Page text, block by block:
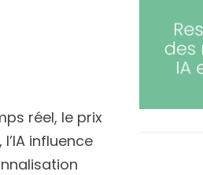
réel, le prix
influence